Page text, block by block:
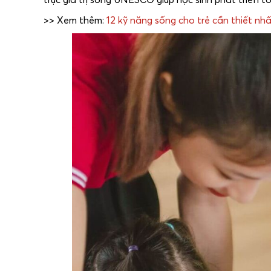
>> Xem thêm: 12 kỹ năng sống cho trẻ cần thiết